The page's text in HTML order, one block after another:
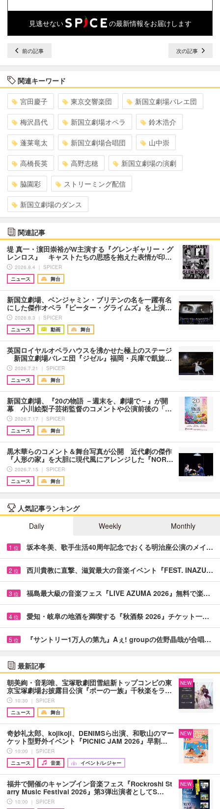
見逃せない の最新情報をお届けします
前の記事 次の記事
関連キーワード
宮田慶子 東京交響楽団 新国立劇場バレエ団
梅沢昌代 新国立劇場オペラ 鈴木浩介
蓬莱竜太 新国立劇場合唱団 山中崇
高橋長英 高野志穂 新国立劇場の演劇
脇園彩 ストリーミング配信
新国立劇場のダンス
関連記事
堤 真一・濵田崇裕がW主演する『グレンギャリー・グ
レンロス』 キャストたちの思惑を抱えた表情が印…
2026.8.4 ｜ SPICER
ニュース
舞台
新国立劇場、ベンジャミン・ブリテンの名を一躍有名
にした傑作オペラ『ピーター・グライムズ』を上演…
2026.8.3 ｜ SPICER
ニュース
動画 舞台
英国ロイヤルオペラハウスを沸かせた極上のステージ
新国立劇場バレエ団『ジゼル』福岡・兵庫で凱旋…
2026.7.21 ｜ SPICER
ニュース
舞台
新国立劇場、『20の物語 －週末を、劇場で－』が開
幕 小川絵梨子芸術監督のコメントや公演前後の「…
2026.7.17 ｜ SPICER
ニュース
舞台
黒木華らのコメント＆舞台写真が公開 近代劇の傑作
『人形の家』を大胆に現代風にアレンジした『NOR…
2026.7.15 ｜ SPICER
ニュース
舞台
人気記事ランキング
Daily
Weekly Monthly
1 位 坂本冬美、歌手生活40周年記念でおくる明治座公演のメイ…
2 位 西川貴教に直撃、滋賀最大の音楽イベント『FEST. INAZU…
3 位 福島最大級の音楽フェス『LIVE AZUMA 2026』無料で楽…
4 位 愛知・岐阜の地酒を満喫する『秋酒祭 2026』チケット一…
5 位 『サントリー1万人の第九』Aぇ! groupの佐野晶哉が合唱…
最新記事
朝美絢・音彩唯、宝塚歌劇団雪組新トップコンビの東
京宝塚劇場お披露目公演『ポーの一族』千秋楽をラ…
10:30 ｜ SPICER
ニュース
舞台
NEW
奇妙礼太郎、kojikoji、DENIMSら出演、和歌山のマー
ケット型野外イベント『PICNIC JAM 2026』早割…
10:00 ｜ SPICER
ニュース
音楽 イベント/レジャー
NEW
福井で開催のキャンプイン音楽フェス『Rockroshi St
arry Music Festival 2026』第3弾出演者としてS…
10:00 ｜ SPICER
NEW